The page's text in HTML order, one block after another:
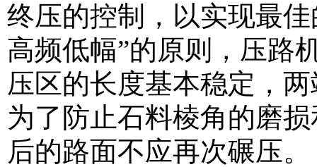
终压的控制，以实现最
高频低幅”的原则，压路
压区的长度基本稳定，
为了防止石料棱角的磨
后的路面不应再次碾压。